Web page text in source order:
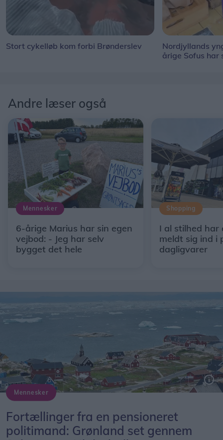
Stort cykelløb kom forbi Brønderslev
Nordjyllands
årige Sofus har
Andre læser også
Mennesker
6-årige Marius har sin egen
vejbod: - Jeg har selv
bygget det hele
Shopping
I al stilhed har
meldt sig ind i
dagligvarer
Mennesker
Fortællinger fra en pensioneret
politimand: Grønland set gennem